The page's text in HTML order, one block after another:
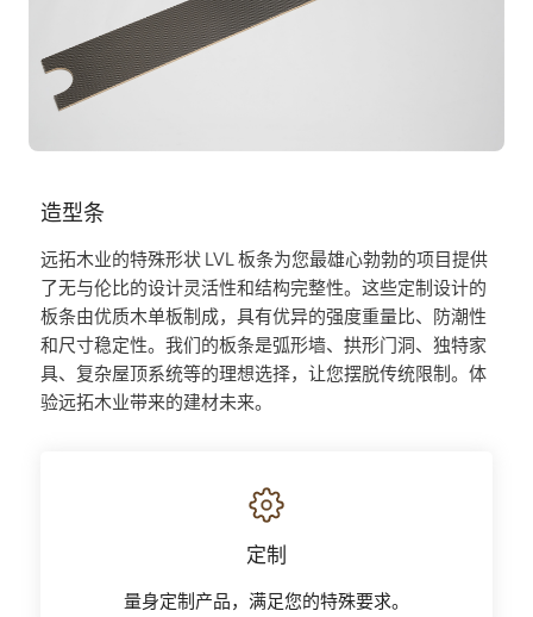
造型条
远拓木业的特殊形状 LVL 板条为您最雄心勃勃的项目提供
了无与伦比的设计灵活性和结构完整性。这些定制设计的
板条由优质木单板制成，具有优异的强度重量比、防潮性
和尺寸稳定性。我们的板条是弧形墙、拱形门洞、独特家
具、复杂屋顶系统等的理想选择，让您摆脱传统限制。体
验远拓木业带来的建材未来。
定制
量身定制产品，满足您的特殊要求。